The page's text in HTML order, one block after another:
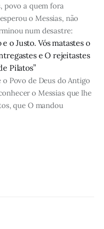
povo a quem fora
o Messias, não
num desastre:
o Justo. Vós matastes o
e O rejeitastes
Pilatos”
Povo de Deus do Antigo
o Messias que lhe
que O mandou